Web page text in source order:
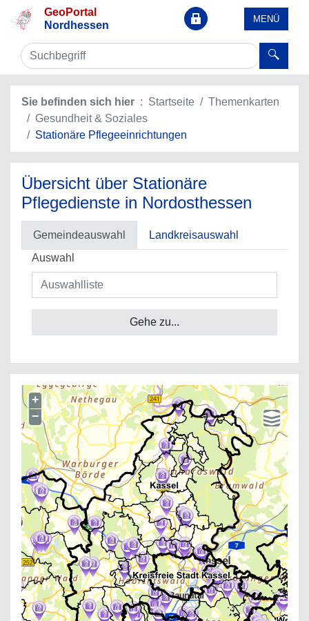
GeoPortal
Nordhessen
MENÜ
Sie befinden sich hier Startseite
Themenkarten
Gesundheit & Soziales
Stationäre Pflegeeinrichtungen
Übersicht über Stationäre
Pflegedienste in Nordosthessen
Gemeindeauswahl
Landkreisauswahl
Auswahl
Gehe zu...
+
−